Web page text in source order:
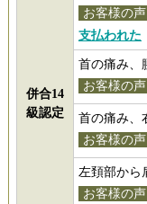
併合14
級認定
お客様の声
支払われた
首の痛み、
お客様の声
首の痛み、
お客様の声
左頚部から
お客様の声